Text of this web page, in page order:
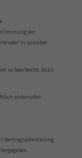
der
oder in sozialen
so bearbeitet, dass
widerrufen
Vertragsabwicklung